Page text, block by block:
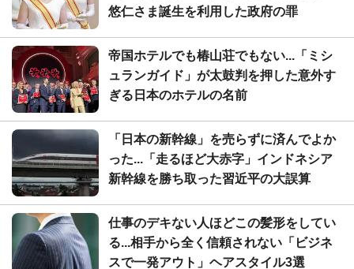
悠仁さま誕生を利用した政府の罪
帝国ホテルでも椿山荘でもない...「ミシ
ュランガイド」が太鼓判を押した意外す
ぎる日本のホテルの名前
「日本の新幹線」を売らずに済んでよか
った...「走るほど大赤字」インドネシア
新幹線を勝ち取った習近平の大誤算
仕事のデキない人ほどこの髪形をしてい
る...相手から全く信頼されない「ビジネ
スで一発アウト」ヘアスタイル3選